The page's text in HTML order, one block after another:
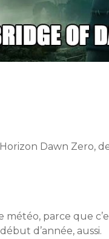
Dawn Zero,
météo, parce que
d’année, aussi.